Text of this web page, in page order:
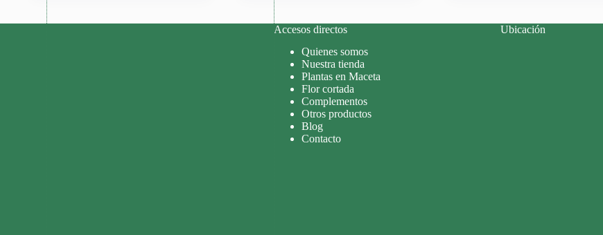
Accesos directos
Quienes somos
Nuestra tienda
Plantas en Maceta
Flor cortada
Complementos
Otros productos
Blog
Contacto
Ubicación